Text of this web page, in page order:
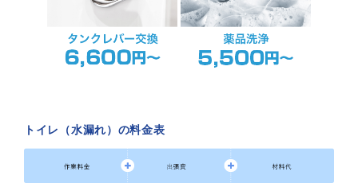
トイレ（水漏れ）の料金表